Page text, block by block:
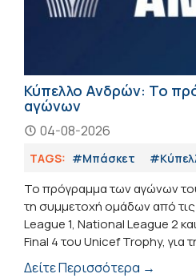
Κύπελλο Ανδρών: Το
αγώνων
04-08-2026
TAGS: #Μπάσκετ
Το πρόγραμμα των αγώνων
τη συμμετοχή ομάδων από
League 1, National League 2
Final 4 του Unicef Trophy, για
Δείτε Περισσότερα →